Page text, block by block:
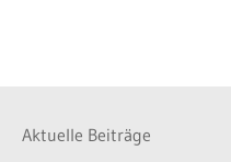
Aktuelle Beiträge